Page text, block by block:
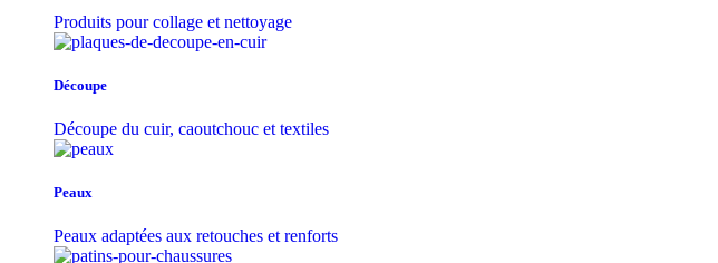
Produits pour collage et nettoyage
Découpe
Découpe du cuir, caoutchouc et textiles
Peaux
Peaux adaptées aux retouches et renforts